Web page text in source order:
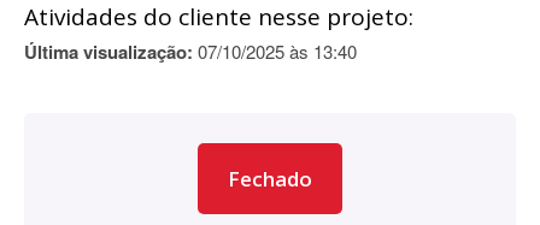
Atividades do cliente nesse projeto:
Última visualização: 07/10/2025 às 13:40
Fechado